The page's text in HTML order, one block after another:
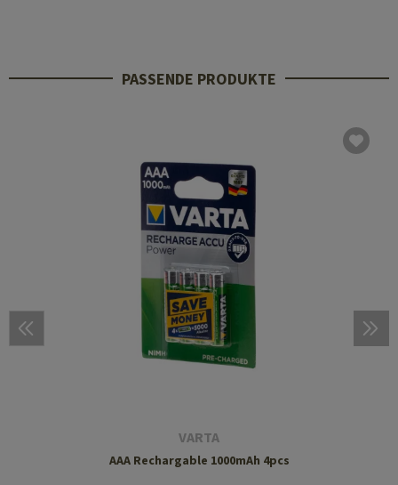
PASSENDE PRODUKTE
VARTA
AAA Rechargable 1000mAh 4pcs